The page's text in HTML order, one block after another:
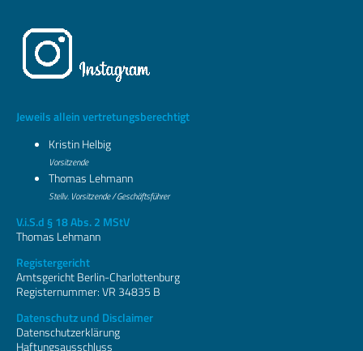
Jeweils allein vertretungsberechtigt
Kristin Helbig
Vorsitzende
Thomas Lehmann
Stellv. Vorsitzende / Geschäftsführer
V.i.S.d § 18 Abs. 2 MStV
Thomas Lehmann
Registergericht
Amtsgericht Berlin-Charlottenburg
Registernummer: VR 34835 B
Datenschutz und Disclaimer
Datenschutzerklärung
Haftungsausschluss